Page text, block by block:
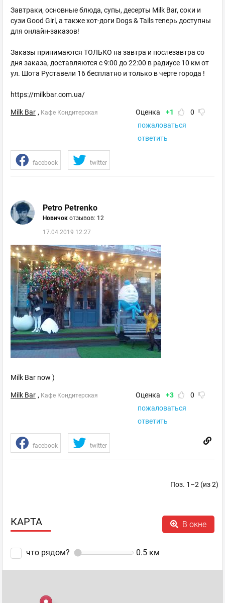
Завтраки, основные блюда, супы, десерты Milk Bar, соки и
сузи Good Girl, а также хот-доги Dogs & Tails теперь доступны
для онлайн-заказов!
Заказы принимаются ТОЛЬКО на завтра и послезавтра со
дня заказа, доставляются с 9:00 до 22:00 в радиусе 10 км от
ул. Шота Руставели 16 бесплатно и только в черте города !
https://milkbar.com.ua/
Milk Bar , Кафе Кондитерская Оценка +1
0
пожаловаться
ответить
facebook twitter
Petro Petrenko
Новичок отзывов: 12
17.04.2019 12:27
Milk Bar now )
Milk Bar , Кафе Кондитерская Оценка +3
0
пожаловаться
ответить
facebook twitter
Поз. 1–2 (из 2)
КАРТА В окне
что рядом? 0.5 км